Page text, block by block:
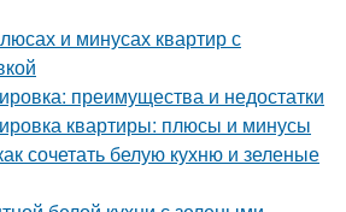
и минусах квартир с
преимущества и недостатки
квартиры: плюсы и минусы
сочетать белую кухню и зеленые